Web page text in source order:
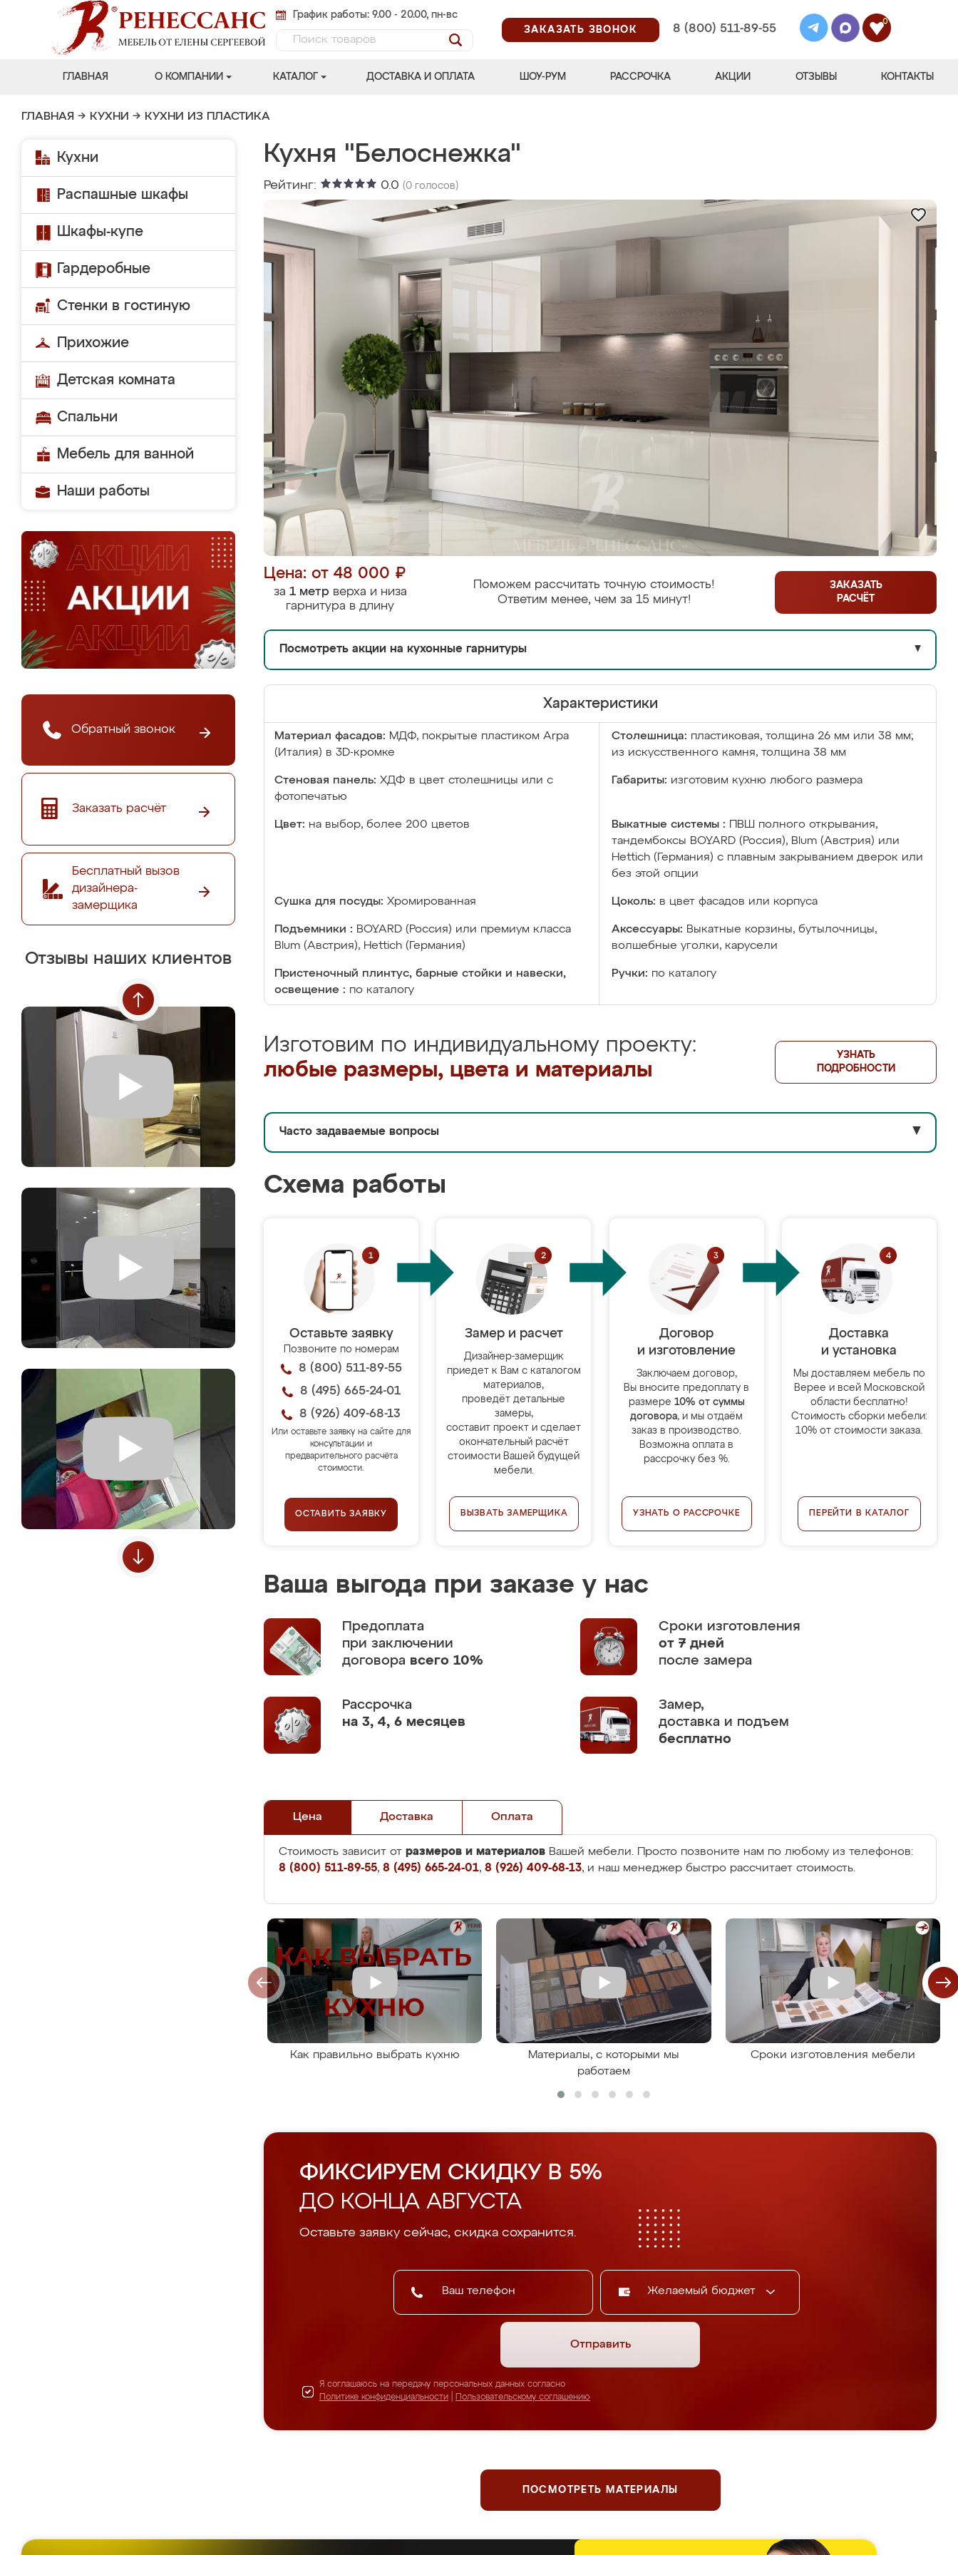
График работы: 9.00 - 20.00, пн-вс
ЗАКАЗАТЬ ЗВОНОК
8 (800) 511-89-55
0
ГЛАВНАЯ О КОМПАНИИ КАТАЛОГ ДОСТАВКА И ОПЛАТА ШОУ-РУМ РАССРОЧКА АКЦИИ ОТЗЫВЫ КОНТАКТЫ
ГЛАВНАЯ → КУХНИ → КУХНИ ИЗ ПЛАСТИКА
Кухни
Распашные шкафы
Шкафы-купе
Гардеробные
Стенки в гостиную
Прихожие
Детская комната
Спальни
Мебель для ванной
Наши работы
Обратный звонок
Заказать расчёт
Бесплатный вызов
дизайнера-
замерщика
Отзывы наших клиентов
Кухня "Белоснежка"
Рейтинг: 0.0 (0 голосов)
Цена: от 48 000 ₽
за 1 метрверха и низа
гарнитура в длину
Поможем рассчитать точную стоимость!
Ответим менее, чем за 15 минут!
ЗАКАЗАТЬ
РАСЧЁТ
Посмотреть акции на кухонные гарнитуры ▼
Характеристики
Материал фасадов: МДФ, покрытые пластиком Arpa
(Италия) в 3D-кромке
Столешница: пластиковая, толщина 26 мм или 38 мм;
из искусственного камня, толщина 38 мм
Стеновая панель: ХДФ в цвет столешницы или с
фотопечатью
Габариты: изготовим кухню любого размера
Цвет: на выбор, более 200 цветов Выкатные системы :
ПВШ полного открывания,
тандембоксы BOYARD (Россия), Blum (Австрия) или
Hettich (Германия) с плавным закрыванием дверок или
без этой опции
Сушка для посуды: Хромированная Цоколь: в цвет фасадов или корпуса
Подъемники : BOYARD (Россия) или премиум класса
Blum (Австрия), Hettich (Германия)
Аксессуары: Выкатные корзины, бутылочницы,
волшебные уголки, карусели
Пристеночный плинтус, барные стойки и навески,
освещение : по каталогу
Ручки: по каталогу
Изготовим по индивидуальному проекту:
любые размеры, цвета и материалы
УЗНАТЬ
ПОДРОБНОСТИ
Часто задаваемые вопросы ▼
Схема работы
Оставьте заявку
Позвоните по номерам
8 (800) 511-89-55
8 (495) 665-24-01
8 (926) 409-68-13
Или оставьте заявку на сайте для
консультации и
предварительного расчёта
стоимости.
ОСТАВИТЬ ЗАЯВКУ
Замер и расчет
Дизайнер-замерщик
приедет к Вам с каталогом
материалов,
проведёт детальные
замеры,
составит проект и сделает
окончательный расчёт
стоимости Вашей будущей
мебели.
ВЫЗВАТЬ ЗАМЕРЩИКА
Договор
и изготовление
Заключаем договор,
Вы вносите предоплату в
размере 10% от суммы
договора, и мы отдаём
заказ в производство.
Возможна оплата в
рассрочку без %.
УЗНАТЬ О РАССРОЧКЕ
Доставка
и установка
Мы доставляем мебель по
Верее и всей Московской
области бесплатно!
Стоимость сборки мебели:
10% от стоимости заказа.
ПЕРЕЙТИ В КАТАЛОГ
Ваша выгода при заказе у нас
Предоплата
при заключении
договора всего 10%
Сроки изготовления
от 7 дней
после замера
Рассрочка
на 3, 4, 6 месяцев
Замер,
доставка и подъем
бесплатно
Цена Доставка Оплата
Стоимость зависит от размеров и материалов Вашей мебели. Просто позвоните нам по любому из телефонов:
8 (800) 511-89-55, 8 (495) 665-24-01, 8 (926) 409-68-13, и наш менеджер быстро рассчитает стоимость.
Как правильно выбрать кухню
Материалы, с которыми мы
работаем
Сроки изготовления мебели
ФИКСИРУЕМ СКИДКУ В 5%
ДО КОНЦА АВГУСТА
Оставьте заявку сейчас, скидка сохранится.
Желаемый бюджет
Отправить
Я соглашаюсь на передачу персональных данных согласно
Политике конфиденциальности
Пользовательскому соглашению
ПОСМОТРЕТЬ МАТЕРИАЛЫ